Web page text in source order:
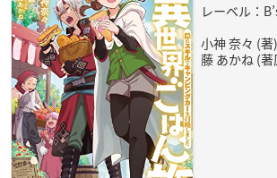
レーベル：
小神 奈々 (
藤 あかね (